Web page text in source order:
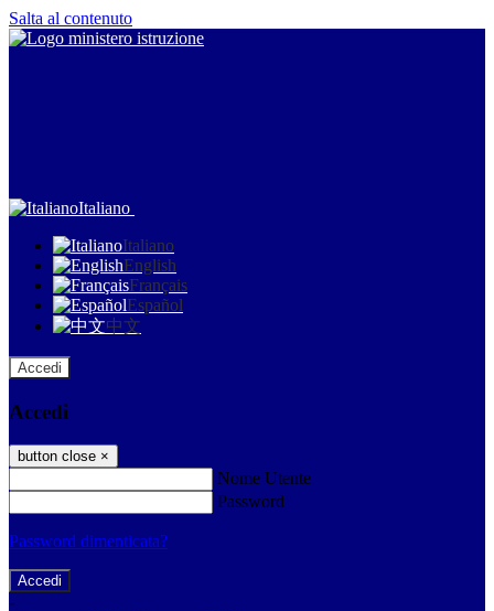
Salta al contenuto
Italiano
Italiano
English
Français
Español
中文
Accedi
Accedi
button close ×
Nome Utente
Password
Password dimenticata?
-